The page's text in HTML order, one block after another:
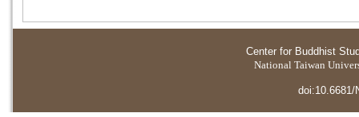
Center for Buddhist
National Taiwan
doi:10.6681/